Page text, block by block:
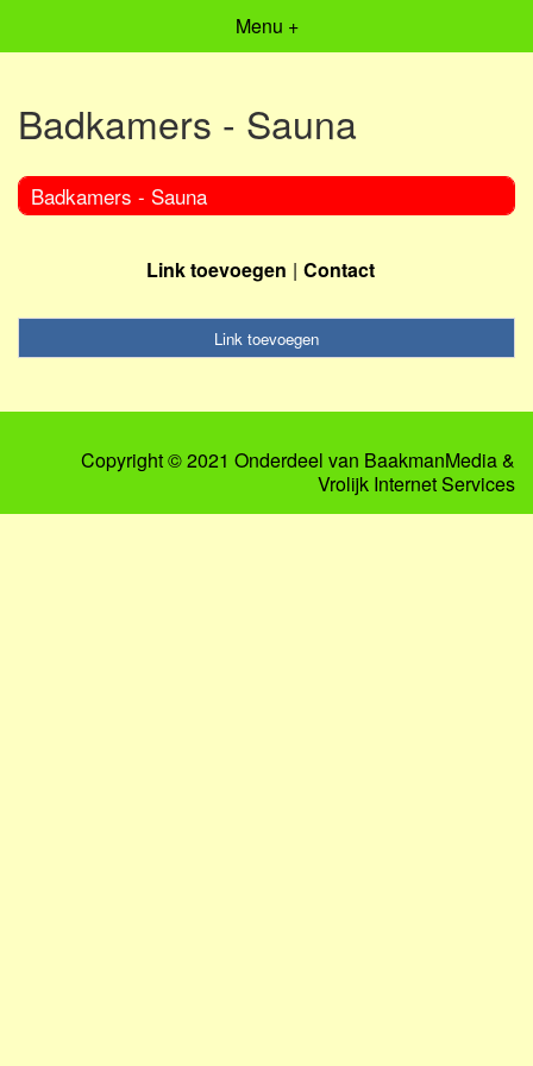
Menu +
Badkamers - Sauna
Badkamers - Sauna
Link toevoegen Contact
Link toevoegen
Copyright © 2021 Onderdeel van BaakmanMedia&
Vrolijk Internet Services